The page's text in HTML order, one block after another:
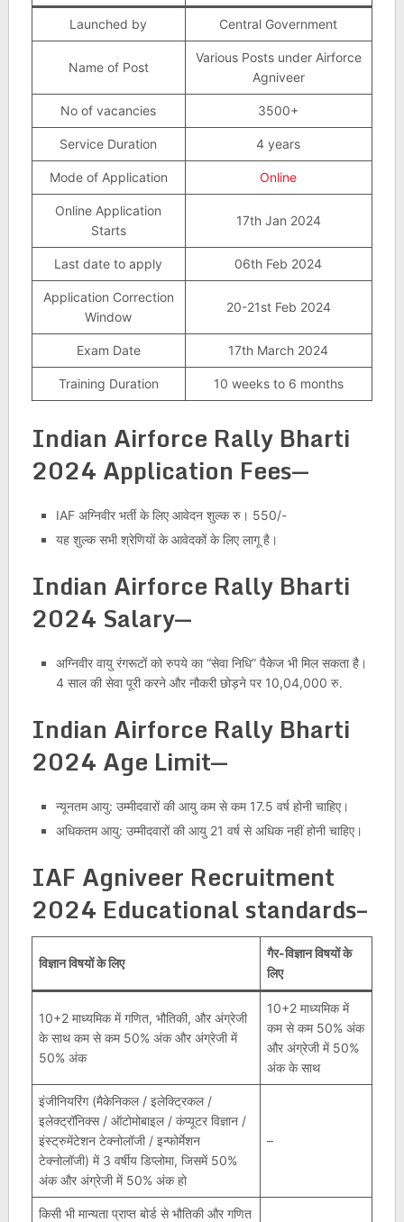
Launched by Central Government
Name of Post
Various Posts under Airforce
Agniveer
No of vacancies 3500+
Service Duration 4 years
Mode of Application Online
Online Application
Starts
17th Jan 2024
Last date to apply 06th Feb 2024
Application Correction
Window
20-21st Feb 2024
Exam Date 17th March 2024
Training Duration 10 weeks to 6 months
Indian Airforce Rally Bharti
2024 Application Fees—
IAF अग्निवीर भर्ती के लिए आवेदन शुल्क रु। 550/-
यह शुल्क सभी श्रेणियों के आवेदकों के लिए लागू है।
Indian Airforce Rally Bharti
2024 Salary—
अग्निवीर वायु रंगरूटों को रुपये का “सेवा निधि” पैकेज भी मिल सकता है।
4 साल की सेवा पूरी करने और नौकरी छोड़ने पर 10,04,000 रु.
Indian Airforce Rally Bharti
2024 Age Limit—
न्यूनतम आयु: उम्मीदवारों की आयु कम से कम 17.5 वर्ष होनी चाहिए।
अधिकतम आयु: उम्मीदवारों की आयु 21 वर्ष से अधिक नहीं होनी चाहिए।
IAF Agniveer Recruitment
2024 Educational standards–
विज्ञान विषयों के लिए
गैर-विज्ञान विषयों के
लिए
10+2 माध्यमिक में गणित, भौतिकी, और अंग्रेजी
के साथ कम से कम 50% अंक और अंग्रेजी में
50% अंक
10+2 माध्यमिक में
कम से कम 50% अंक
और अंग्रेजी में 50%
अंक के साथ
इंजीनियरिंग (मैकेनिकल / इलेक्ट्रिकल /
इलेक्ट्रॉनिक्स / ऑटोमोबाइल / कंप्यूटर विज्ञान /
इंस्ट्रुमेंटेशन टेक्नोलॉजी / इन्फोर्मेशन
टेक्नोलॉजी) में 3 वर्षीय डिप्लोमा, जिसमें 50%
अंक और अंग्रेजी में 50% अंक हो
–
किसी भी मान्यता प्राप्त बोर्ड से भौतिकी और गणित